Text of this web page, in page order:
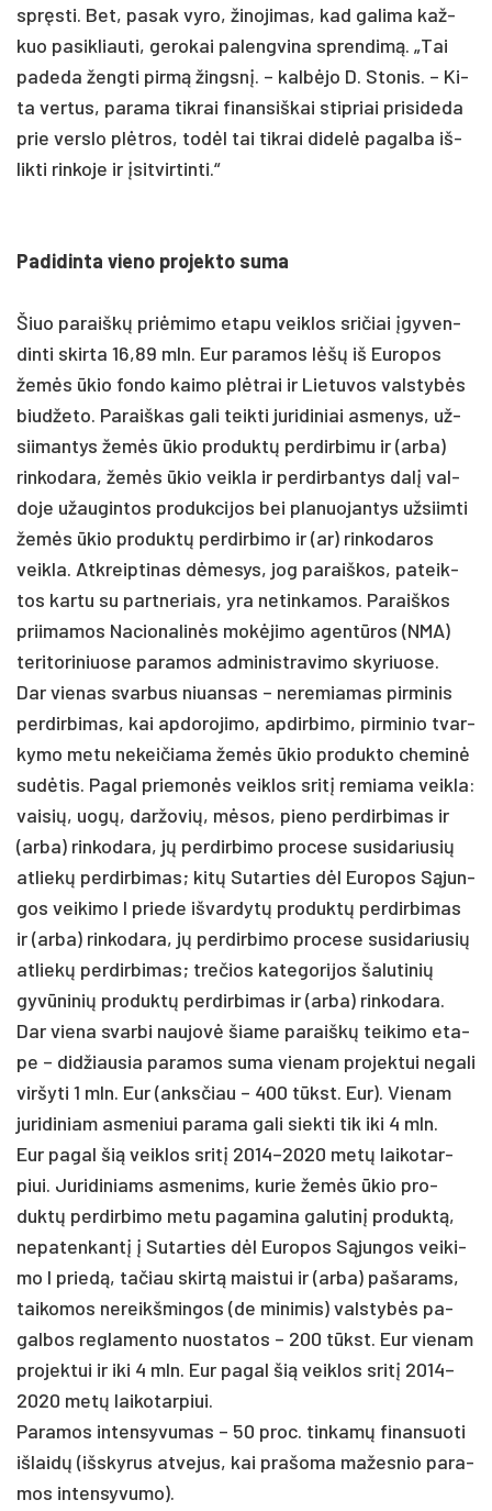
spręsti. Bet, pa­sak vy­ro, ži­no­ji­mas, kad ga­li­ma kaž­
kuo pa­si­kliau­ti, ge­ro­kai pa­leng­vi­na spren­dimą. „Tai
pa­de­da ženg­ti pirmą žingsnį. – kalbė­jo D. Sto­nis. – Ki­
ta ver­tus, pa­ra­ma tik­rai fi­nan­siš­kai stip­riai pri­si­de­da
prie vers­lo plėtros, todėl tai tik­rai di­delė pa­gal­ba iš­
lik­ti rin­ko­je ir įsit­vir­tin­ti.“
Pa­di­din­ta vie­no pro­jek­to su­ma
Šiuo pa­raiškų pri­ėmi­mo eta­pu veik­los sri­čiai įgy­ven­
din­ti skir­ta 16,89 mln. Eur pa­ra­mos lėšų iš Eu­ro­pos
žemės ūkio fon­do kai­mo plėtrai ir Lie­tu­vos vals­tybės
biud­že­to. Pa­raiš­kas ga­li teik­ti ju­ri­di­niai as­me­nys, už­
sii­man­tys žemės ūkio pro­duktų per­dir­bi­mu ir (ar­ba)
rin­ko­da­ra, žemės ūkio veik­la ir per­dir­ban­tys dalį val­
do­je užau­gin­tos pro­duk­ci­jos bei pla­nuo­jan­tys už­siim­ti
žemės ūkio pro­duktų per­dir­bi­mo ir (ar) rin­ko­da­ros
veik­la. Atk­reip­ti­nas dėme­sys, jog pa­raiš­kos, pa­teik­
tos kar­tu su par­tne­riais, yra ne­tin­ka­mos. Pa­raiš­kos
prii­ma­mos Na­cio­na­linės mokė­ji­mo agentū­ros (NMA)
te­ri­to­ri­niuo­se pa­ra­mos ad­mi­nist­ra­vi­mo sky­riuo­se.
Dar vie­nas svar­bus niuan­sas – ne­re­mia­mas pir­mi­nis
per­dir­bi­mas, kai ap­do­ro­ji­mo, ap­dir­bi­mo, pir­mi­nio tvar­
ky­mo me­tu ne­kei­čia­ma žemės ūkio pro­duk­to che­minė
su­dėtis. Pa­gal prie­monės veik­los sritį re­mia­ma veik­la:
vai­sių, uogų, dar­žo­vių, mėsos, pie­no per­dir­bi­mas ir
(ar­ba) rin­ko­da­ra, jų per­dir­bi­mo pro­ce­se su­si­da­riu­sių
at­liekų per­dir­bi­mas; kitų Su­tar­ties dėl Eu­ro­pos Sąjun­
gos vei­ki­mo I prie­de iš­var­dytų pro­duktų per­dir­bi­mas
ir (ar­ba) rin­ko­da­ra, jų per­dir­bi­mo pro­ce­se su­si­da­riu­sių
at­liekų per­dir­bi­mas; tre­čios ka­te­go­ri­jos ša­lu­ti­nių
gyvū­ni­nių pro­duktų per­dir­bi­mas ir (ar­ba) rin­ko­da­ra.
Dar vie­na svar­bi nau­jovė šia­me pa­raiškų tei­ki­mo eta­
pe – did­žiau­sia pa­ra­mos su­ma vie­nam pro­jek­tui ne­ga­li
vir­šy­ti 1 mln. Eur (anks­čiau – 400 tūkst. Eur). Vie­nam
ju­ri­di­niam as­me­niui pa­ra­ma ga­li siek­ti tik iki 4 mln.
Eur pa­gal šią veik­los sritį 2014–2020 metų lai­ko­tar­
piui. Ju­ri­di­niams as­me­nims, ku­rie žemės ūkio pro­
duktų per­dir­bi­mo me­tu pa­ga­mi­na ga­lu­tinį pro­duktą,
ne­pa­ten­kantį į Su­tar­ties dėl Eu­ro­pos Sąjun­gos vei­ki­
mo I prie­dą, ta­čiau skirtą mais­tui ir (ar­ba) pa­ša­rams,
tai­ko­mos ne­reikš­min­gos (de mi­ni­mis) vals­tybės pa­
gal­bos reg­la­men­to nuo­sta­tos – 200 tūkst. Eur vie­nam
pro­jek­tui ir iki 4 mln. Eur pa­gal šią veik­los sritį 2014–
2020 metų lai­ko­tar­piui.
Pa­ra­mos in­ten­sy­vu­mas – 50 pro­c. tin­kamų fi­nan­suo­ti
iš­laidų (išs­ky­rus at­ve­jus, kai pra­šo­ma ma­žes­nio pa­ra­
mos in­ten­sy­vu­mo).